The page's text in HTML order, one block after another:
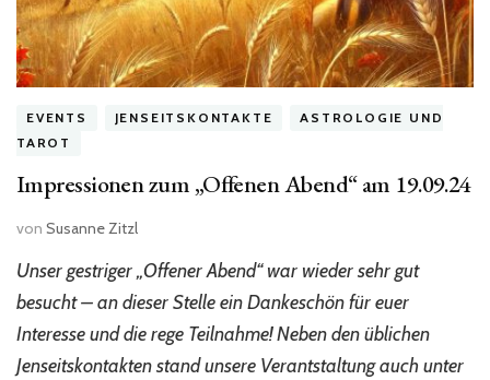
EVENTS JENSEITSKONTAKTE
ASTROLOGIE UND
TAROT
Impressionen zum „Offenen Abend“ am 19.09.24
von Susanne Zitzl
Unser gestriger „Offener Abend“ war wieder sehr gut
besucht – an dieser Stelle ein Dankeschön für euer
Interesse und die rege Teilnahme! Neben den üblichen
Jenseitskontakten stand unsere Verantstaltung auch unter